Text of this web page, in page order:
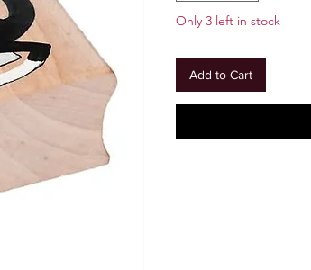
Only 3 left in stock
Add to Cart